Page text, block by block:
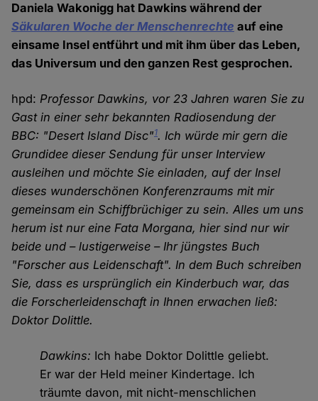
Daniela Wakonigg hat Dawkins während der
Säkularen Woche der Menschenrechte auf eine
einsame Insel entführt und mit ihm über das Leben,
das Universum und den ganzen Rest gesprochen.
hpd: Professor Dawkins, vor 23 Jahren waren Sie zu
Gast in einer sehr bekannten Radiosendung der
BBC: "Desert Island Disc"1. Ich würde mir gern die
Grundidee dieser Sendung für unser Interview
ausleihen und möchte Sie einladen, auf der Insel
dieses wunderschönen Konferenzraums mit mir
gemeinsam ein Schiffbrüchiger zu sein. Alles um uns
herum ist nur eine Fata Morgana, hier sind nur wir
beide und – lustigerweise – Ihr jüngstes Buch
"Forscher aus Leidenschaft". In dem Buch schreiben
Sie, dass es ursprünglich ein Kinderbuch war, das
die Forscherleidenschaft in Ihnen erwachen ließ:
Doktor Dolittle.
Dawkins: Ich habe Doktor Dolittle geliebt.
Er war der Held meiner Kindertage. Ich
träumte davon, mit nicht-menschlichen